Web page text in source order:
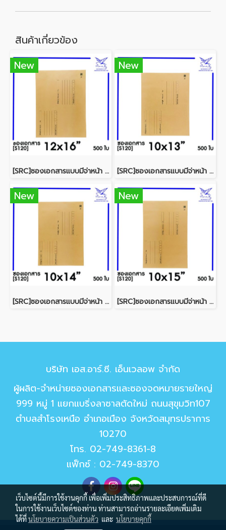
สินค้าเกี่ยวข้อง
New
[SRC]ซองเอกสารแบบมีจ่าหน้า 12x16"(S120)
New
[SRC]ซองเอกสารแบบมีจ่าหน้า 10x13"(S120)
New
[SRC]ซองเอกสารแบบมีจ่าหน้า 10x14"(S120)
New
[SRC]ซองเอกสารแบบมีจ่าหน้า 10x15"(S120)
บริษัท เอส.อาร์.ซี. เอ็นเวลอพ จำกัด
ผู้ผลิต-จำหน่ายซองเอกสารและซองจดหมายรายใหญ่
999 หมู่ 1 แยกแบริ่งลาซาลตัดใหม่ ถนนสุขุมวิท107
ตำบลสำโรงเหนือ อำเภอเมือง จังหวัดสมุทรปราการ
10270
โทร. 02-749-8361-8
แฟ็กซ์ : 02-749-8370
เว็บไซต์นี้มีการใช้งานคุกกี้ เพื่อเพิ่มประสิทธิภาพและประสบการณ์ที่ดี
ในการใช้งานเว็บไซต์ของท่าน ท่านสามารถอ่านรายละเอียดเพิ่มเติม
ได้ที่นโยบายความเป็นส่วนตัว และ นโยบายคุกกี้